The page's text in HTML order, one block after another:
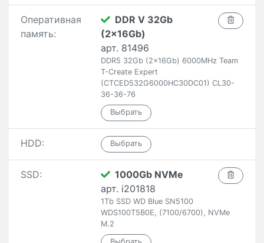
Оперативная
память:
DDR V 32Gb
(2x16Gb)
арт. 81496
DDR5 32Gb (2x16Gb) 6000MHz Team
T-Create Expert
(CTCED532G6000HC30DC01) CL30-
36-36-76
HDD:
SSD:
1000Gb NVMe
арт. i201818
1Tb SSD WD Blue SN5100
WDS100T5B0E, (7100/6700), NVMe
M.2